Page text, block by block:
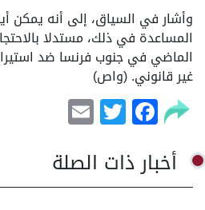
وأشار في السياق، إلى أنه يمكن
المساعدة في ذلك، مستدلا
الماضي في جنوب فرنسا ضد
غير قانوني. (واص)
Facebook
Twitter
أخبار ذات الصلة